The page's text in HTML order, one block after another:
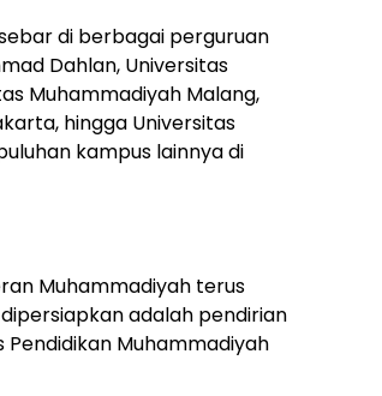
di berbagai perguruan
Dahlan, Universitas
Muhammadiyah Malang,
, hingga Universitas
kampus lainnya di
Muhammadiyah terus
adalah pendirian
Pendidikan Muhammadiyah